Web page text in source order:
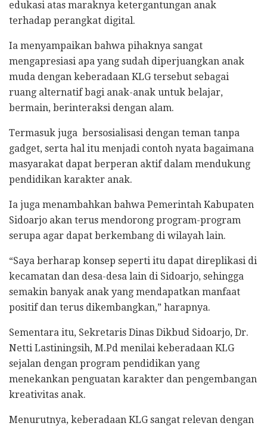
edukasi atas maraknya ketergantungan anak
terhadap perangkat digital.
Ia menyampaikan bahwa pihaknya sangat
mengapresiasi apa yang sudah diperjuangkan anak
muda dengan keberadaan KLG tersebut sebagai
ruang alternatif bagi anak-anak untuk belajar,
bermain, berinteraksi dengan alam.
Termasuk juga bersosialisasi dengan teman tanpa
gadget, serta hal itu menjadi contoh nyata bagaimana
masyarakat dapat berperan aktif dalam mendukung
pendidikan karakter anak.
Ia juga menambahkan bahwa Pemerintah Kabupaten
Sidoarjo akan terus mendorong program-program
serupa agar dapat berkembang di wilayah lain.
“Saya berharap konsep seperti itu dapat direplikasi di
kecamatan dan desa-desa lain di Sidoarjo, sehingga
semakin banyak anak yang mendapatkan manfaat
positif dan terus dikembangkan,” harapnya.
Sementara itu, Sekretaris Dinas Dikbud Sidoarjo, Dr.
Netti Lastiningsih, M.Pd menilai keberadaan KLG
sejalan dengan program pendidikan yang
menekankan penguatan karakter dan pengembangan
kreativitas anak.
Menurutnya, keberadaan KLG sangat relevan dengan